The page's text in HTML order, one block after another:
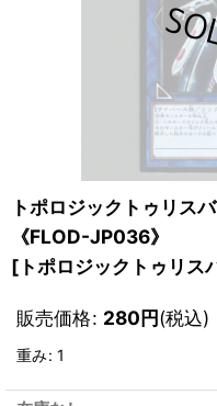
トポロジックトゥリス
《FLOD-JP036》
[ トポロジックトゥリス
販売価格: 280円(税込)
重み: 1